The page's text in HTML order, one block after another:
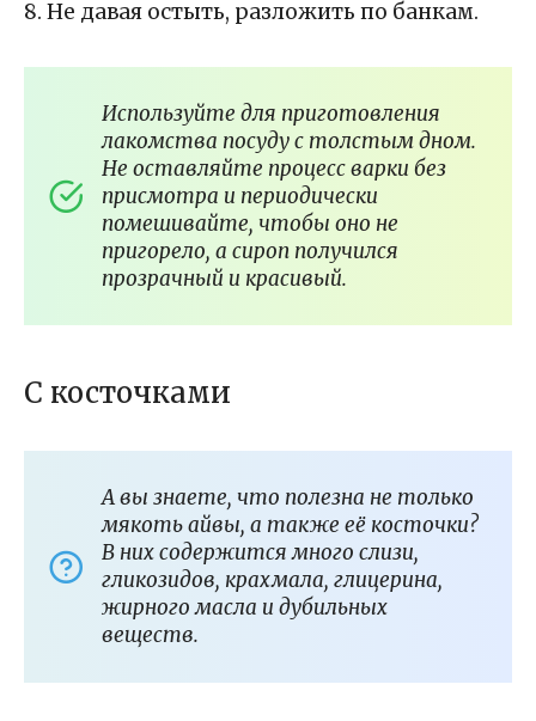
8. Не давая остыть, разложить по банкам.
Используйте для приготовления
лакомства посуду с толстым дном.
Не оставляйте процесс варки без
присмотра и периодически
помешивайте, чтобы оно не
пригорело, а сироп получился
прозрачный и красивый.
С косточками
А вы знаете, что полезна не только
мякоть айвы, а также её косточки?
В них содержится много слизи,
гликозидов, крахмала, глицерина,
жирного масла и дубильных
веществ.